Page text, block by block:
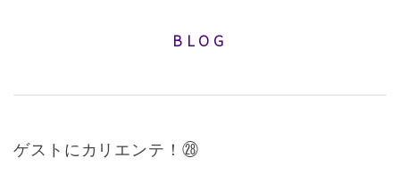
BLOG
ゲストにカリエンテ！㉘